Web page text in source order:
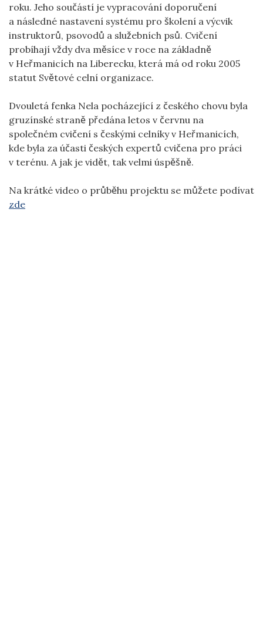
roku. Jeho součástí je vypracování doporučení
a následné nastavení systému pro školení a výcvik
instruktorů, psovodů a služebních psů. Cvičení
probíhají vždy dva měsíce v roce na základně
v Heřmanicích na Liberecku, která má od roku 2005
statut Světové celní organizace.
Dvouletá fenka Nela pocházející z českého chovu byla
gruzínské straně předána letos v červnu na
společném cvičení s českými celníky v Heřmanicích,
kde byla za účasti českých expertů cvičena pro práci
v terénu. A jak je vidět, tak velmi úspěšně.
Na krátké video o průběhu projektu se můžete podívat
zde